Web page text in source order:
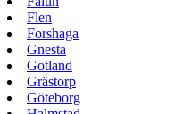
Flen
Forshaga
Gnesta
Gotland
Grästorp
Göteborg